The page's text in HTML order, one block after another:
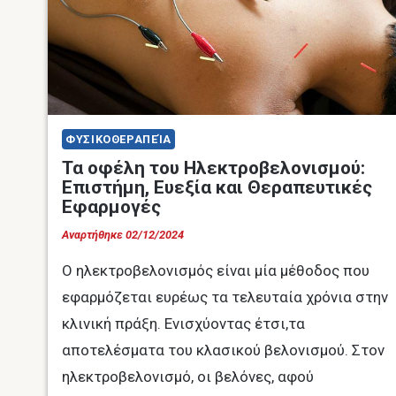
ΦΥΣΙΚΟΘΕΡΑΠΕΊΑ
Τα οφέλη του Ηλεκτροβελονισμού:
Επιστήμη, Ευεξία και Θεραπευτικές
Εφαρμογές
Αναρτήθηκε 02/12/2024
Ο ηλεκτροβελονισμός είναι μία μέθοδος που
εφαρμόζεται ευρέως τα τελευταία χρόνια στην
κλινική πράξη. Ενισχύοντας έτσι,τα
αποτελέσματα του κλασικού βελονισμού. Στον
ηλεκτροβελονισμό, οι βελόνες, αφού